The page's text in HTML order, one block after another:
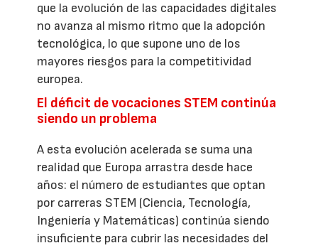
que la evolución de las capacidades digitales
no avanza al mismo ritmo que la adopción
tecnológica, lo que supone uno de los
mayores riesgos para la competitividad
europea.
El déficit de vocaciones STEM continúa
siendo un problema
A esta evolución acelerada se suma una
realidad que Europa arrastra desde hace
años: el número de estudiantes que optan
por carreras STEM (Ciencia, Tecnología,
Ingeniería y Matemáticas) continúa siendo
insuficiente para cubrir las necesidades del